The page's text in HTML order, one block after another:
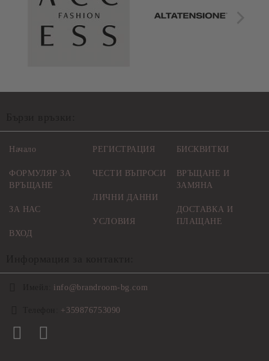
Начало
ФОРМУЛЯР ЗА
ВРЪЩАНЕ
ЗА НАС
ВХОД
РЕГИСТРАЦИЯ
ЧЕСТИ ВЪПРОСИ
ЛИЧНИ ДАННИ
УСЛОВИЯ
БИСКВИТКИ
ВРЪЩАНЕ И
ЗАМЯНА
ДОСТАВКА И
ПЛАЩАНЕ
info@brandroom-bg.com
+359876753090